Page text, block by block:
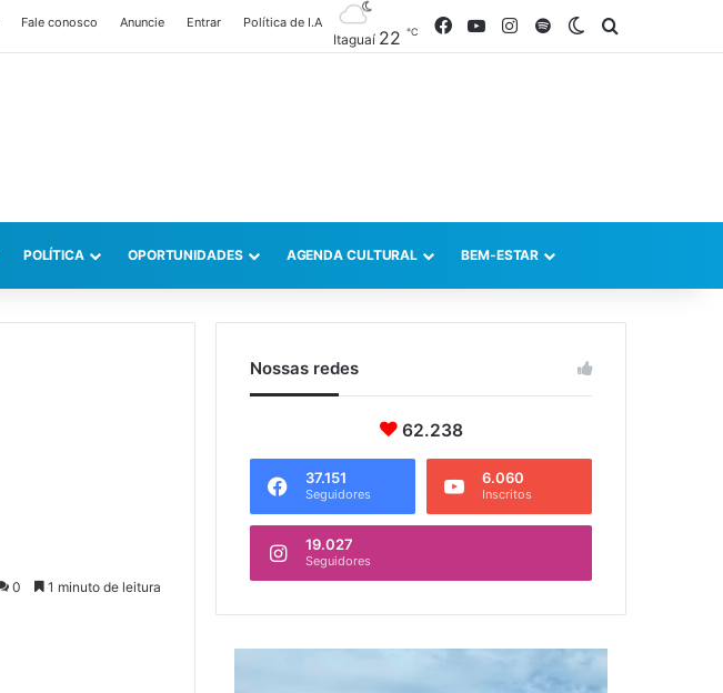
Fale conosco Anuncie Entrar Política de I.A
Itaguaí 22 ℃ FacebookYouTubeInstagram
SpotifySwitch skin
POLÍTICA OPORTUNIDADES AGENDA CULTURAL BEM-ESTAR
0
1 minuto de leitura
Nossas redes
62.238
37.151
Seguidores
6.060
Inscritos
19.027
Seguidores